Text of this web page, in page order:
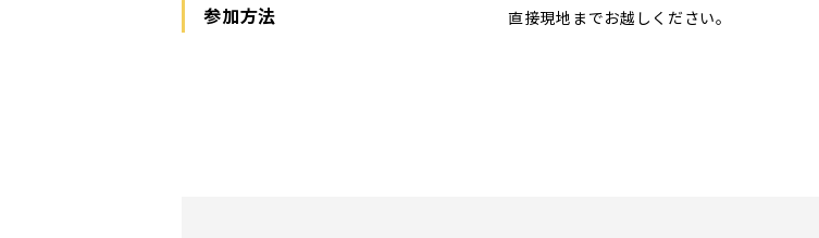
参加方法 直接現地までお越しください。